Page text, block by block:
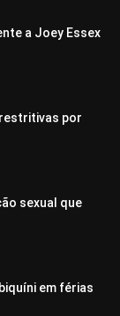
a Joey Essex
por
sexual que
em férias